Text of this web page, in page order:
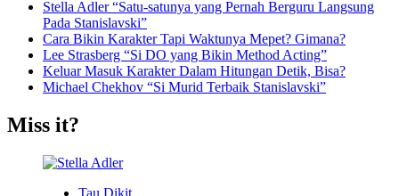
Stella Adler “Satu-satunya yang Pernah Berguru Langsung
Pada Stanislavski”
Cara Bikin Karakter Tapi Waktunya Mepet? Gimana?
Lee Strasberg “Si DO yang Bikin Method Acting”
Keluar Masuk Karakter Dalam Hitungan Detik, Bisa?
Michael Chekhov “Si Murid Terbaik Stanislavski”
Miss it?
Tau Dikit